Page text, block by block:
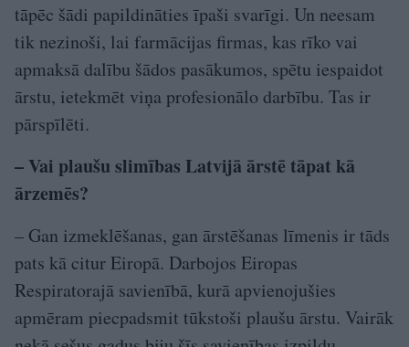
tāpēc šādi papildināties īpaši svarīgi. Un neesam
tik nezinoši, lai farmācijas firmas, kas rīko vai
apmaksā dalību šādos pasākumos, spētu iespaidot
ārstu, ietekmēt viņa profesionālo darbību. Tas ir
pārspīlēti.
– Vai plaušu slimības Latvijā ārstē tāpat kā
ārzemēs?
– Gan izmeklēšanas, gan ārstēšanas līmenis ir tāds
pats kā citur Eiropā. Darbojos Eiropas
Respiratorajā savienībā, kurā apvienojušies
apmēram piecpadsmit tūkstoši plaušu ārstu. Vairāk